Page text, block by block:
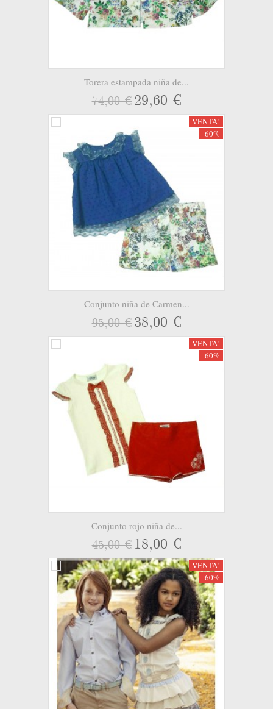
Torera estampada niña de...
74,00 €29,60 €
VENTA!
-60%
Conjunto niña de Carmen...
95,00 €38,00 €
VENTA!
-60%
Conjunto rojo niña de...
45,00 € 18,00 €
VENTA!
-60%